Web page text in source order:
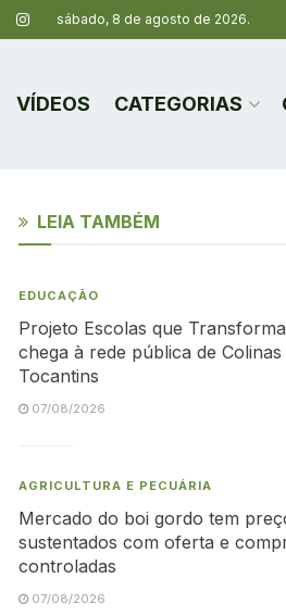
sábado, 8 de agosto de 2026.
VÍDEOS CATEGORIAS
LEIA TAMBÉM
EDUCAÇÃO
Projeto Escolas que
chega à rede pública de Colinas
Tocantins
07/08/2026
AGRICULTURA E PECUÁRIA
Mercado do boi gordo tem
sustentados com oferta e
controladas
07/08/2026